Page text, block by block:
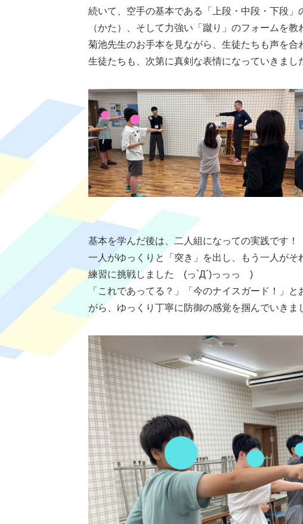
続いて、空手の基本である「上段・中段・下段
（かた）、そして力強い「蹴り」のフォームを教
菊池先生のお手本を見ながら、生徒たちも声を
生徒たちも、次第に真剣な表情になっていきまし
基本を学んだ後は、二人組になっての実践です！
一人がゆっくりと「突き」を出し、もう一人が
練習に挑戦しました (っ`Д´)っっっ )
「これであってる？」「今のナイスガード！」
がら、ゆっくり丁寧に防御の感覚を掴んでいきま